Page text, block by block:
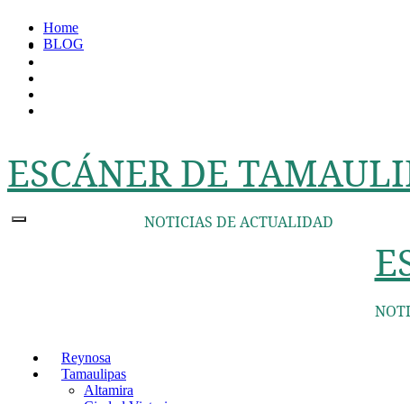
contenido
Home
BLOG
ESCÁNER DE
NOTICIAS DE ACTUALIDAD
Reynosa
Tamaulipas
Altamira